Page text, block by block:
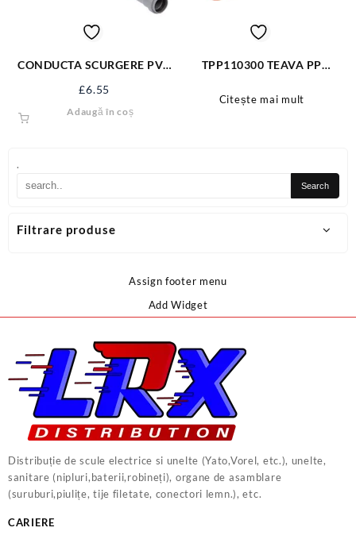
.
Filtrare produse
CONDUCTA SCURGERE PVC
£6.55
Adaugă în coș
TPP110300 TEAVA PP
Citește mai mult
Assign footer menu
Add Widget
Distribuție de scule electrice si unelte (Yato,Vorel, etc.), unelte,
sanitare (nipluri,baterii,robineți), organe de asamblare
(suruburi,piulițe, tije filetate, conectori lemn.), etc.
CARIERE